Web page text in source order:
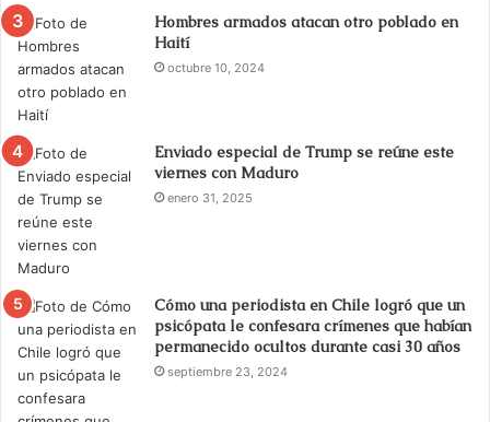
Hombres armados atacan otro poblado en
Haití
octubre 10, 2024
Enviado especial de Trump se reúne este
viernes con Maduro
enero 31, 2025
Cómo una periodista en Chile logró que un
psicópata le confesara crímenes que habían
permanecido ocultos durante casi 30 años
septiembre 23, 2024